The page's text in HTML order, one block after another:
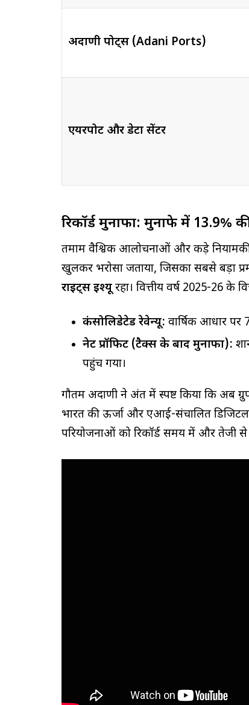
अदाणी पोर्ट्स (Adani Ports)
एयरपोर्ट और डेटा सेंटर
रिकॉर्ड मुनाफा: मुनाफे में 13.9%
तमाम वैश्विक आलोचनाओं और कड़े
खुलकर भरोसा जताया, जिसका सबसे बड़ा
राइट्स इश्यूरहा। वित्तीय वर्ष 2025-26 के
कंसोलिडेटेड रेवेन्यू: वार्षिक आधार
नेट प्रॉफिट (टैक्स के बाद मुनाफा):
पहुंच गया।
गौतम अदाणी ने अंत में स्पष्ट किया कि अब
भारत की ऊर्जा और एआई-संचालित डिजिटल
परियोजनाओं को रिकॉर्ड समय में और तेजी से